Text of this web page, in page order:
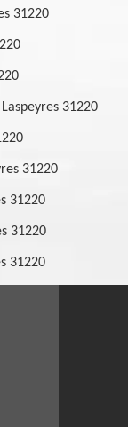
31220
31220
31220
31220
31220
31220